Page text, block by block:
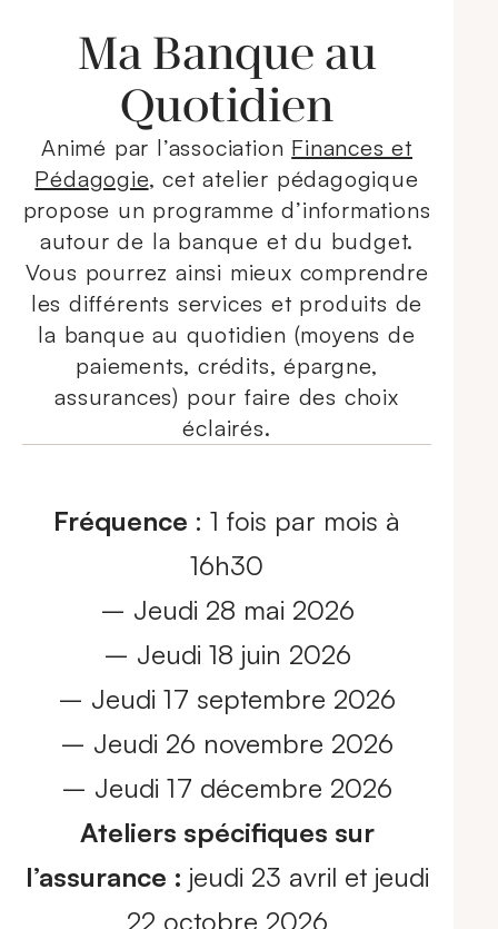
Ma Banque au
Quotidien
Animé par l’association Finances et
Pédagogie, cet atelier pédagogique
propose un programme d’informations
autour de la banque et du budget.
Vous pourrez ainsi mieux comprendre
les différents services et produits de
la banque au quotidien (moyens de
paiements, crédits, épargne,
assurances) pour faire des choix
éclairés.
Fréquence : 1 fois par mois à
16h30
– Jeudi 28 mai 2026
– Jeudi 18 juin 2026
– Jeudi 17 septembre 2026
– Jeudi 26 novembre 2026
– Jeudi 17 décembre 2026
Ateliers spécifiques sur
l’assurance : jeudi 23 avril et jeudi
22 octobre 2026